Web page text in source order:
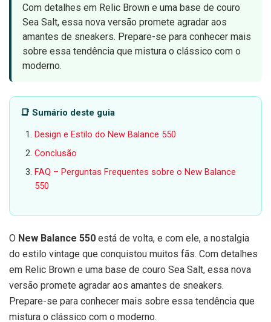
Com detalhes em Relic Brown e uma base de couro
Sea Salt, essa nova versão promete agradar aos
amantes de sneakers. Prepare-se para conhecer mais
sobre essa tendência que mistura o clássico com o
moderno.
📑 Sumário deste guia
Design e Estilo do New Balance 550
Conclusão
FAQ – Perguntas Frequentes sobre o New Balance
550
O New Balance 550 está de volta, e com ele, a nostalgia
do estilo vintage que conquistou muitos fãs. Com detalhes
em Relic Brown e uma base de couro Sea Salt, essa nova
versão promete agradar aos amantes de sneakers.
Prepare-se para conhecer mais sobre essa tendência que
mistura o clássico com o moderno.